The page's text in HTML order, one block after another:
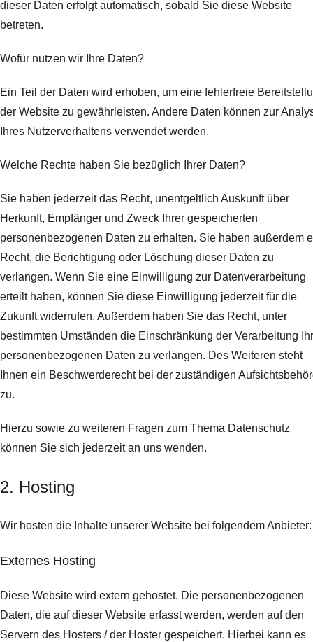
dieser Daten erfolgt automatisch, sobald Sie diese Website
betreten.
Wofür nutzen wir Ihre Daten?
Ein Teil der Daten wird erhoben, um eine fehlerfreie
der Website zu gewährleisten. Andere Daten können zur
Ihres Nutzerverhaltens verwendet werden.
Welche Rechte haben Sie bezüglich Ihrer Daten?
Sie haben jederzeit das Recht, unentgeltlich Auskunft über
Herkunft, Empfänger und Zweck Ihrer gespeicherten
personenbezogenen Daten zu erhalten. Sie haben außerdem
Recht, die Berichtigung oder Löschung dieser Daten zu
verlangen. Wenn Sie eine Einwilligung zur Datenverarbeitung
erteilt haben, können Sie diese Einwilligung jederzeit für die
Zukunft widerrufen. Außerdem haben Sie das Recht, unter
bestimmten Umständen die Einschränkung der Verarbeitung
personenbezogenen Daten zu verlangen. Des Weiteren steht
Ihnen ein Beschwerderecht bei der zuständigen
zu.
Hierzu sowie zu weiteren Fragen zum Thema Datenschutz
können Sie sich jederzeit an uns wenden.
2. Hosting
Wir hosten die Inhalte unserer Website bei folgendem Anbieter:
Externes Hosting
Diese Website wird extern gehostet. Die personenbezogenen
Daten, die auf dieser Website erfasst werden, werden auf den
Servern des Hosters / der Hoster gespeichert. Hierbei kann es